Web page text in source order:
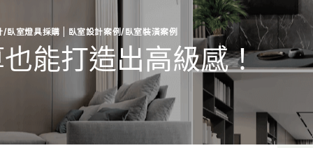
/臥室燈具採購 臥室設計案例/臥室裝潢案例
能打造出高級感！